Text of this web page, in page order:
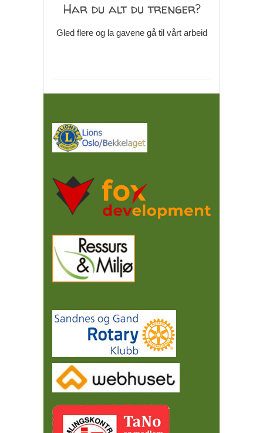
Har du alt du trenger?
Gled flere og la gavene gå til vårt arbeid